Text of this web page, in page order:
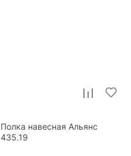
Полка навесная Альянс
435.19